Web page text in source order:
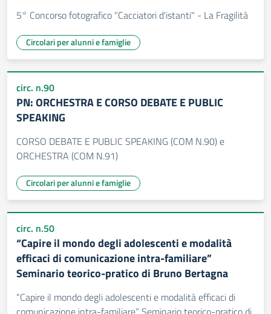
5° Concorso fotografico "Cacciatori d'istanti" - La Fragilità
Circolari per alunni e famiglie
circ. n.90
PN: ORCHESTRA E CORSO DEBATE E PUBLIC
SPEAKING
CORSO DEBATE E PUBLIC SPEAKING (COM N.90) e
ORCHESTRA (COM N.91)
Circolari per alunni e famiglie
circ. n.50
“Capire il mondo degli adolescenti e modalità
efficaci di comunicazione intra-familiare”
Seminario teorico-pratico di Bruno Bertagna
“Capire il mondo degli adolescenti e modalità efficaci di